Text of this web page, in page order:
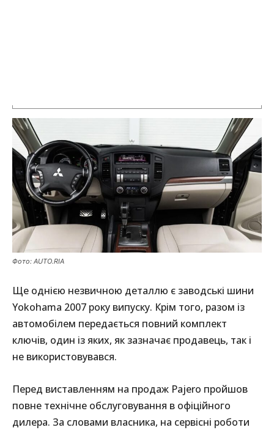
Фото: AUTO.RIA
Ще однією незвичною деталлю є заводські шини
Yokohama 2007 року випуску. Крім того, разом із
автомобілем передається повний комплект
ключів, один із яких, як зазначає продавець, так і
не використовувався.
Перед виставленням на продаж Pajero пройшов
повне технічне обслуговування в офіційного
дилера. За словами власника, на сервісні роботи